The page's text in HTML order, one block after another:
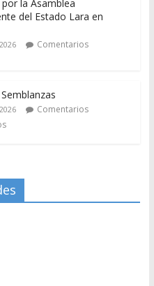
la Asamblea
del Estado Lara en
Comentarios
Comentarios